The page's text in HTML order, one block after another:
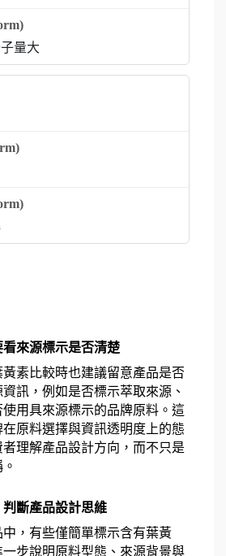
量大
來源標示是否清楚
素比較時也建議留意產品是否
訊，例如是否標示萃取來源、
用具來源標示的品牌原料。這
原料選擇與資訊透明度上的態
理解產品設計方向，而不只是
斷產品設計思維
，有些僅簡單標示含有葉黃
步說明原料型態、來源背景與